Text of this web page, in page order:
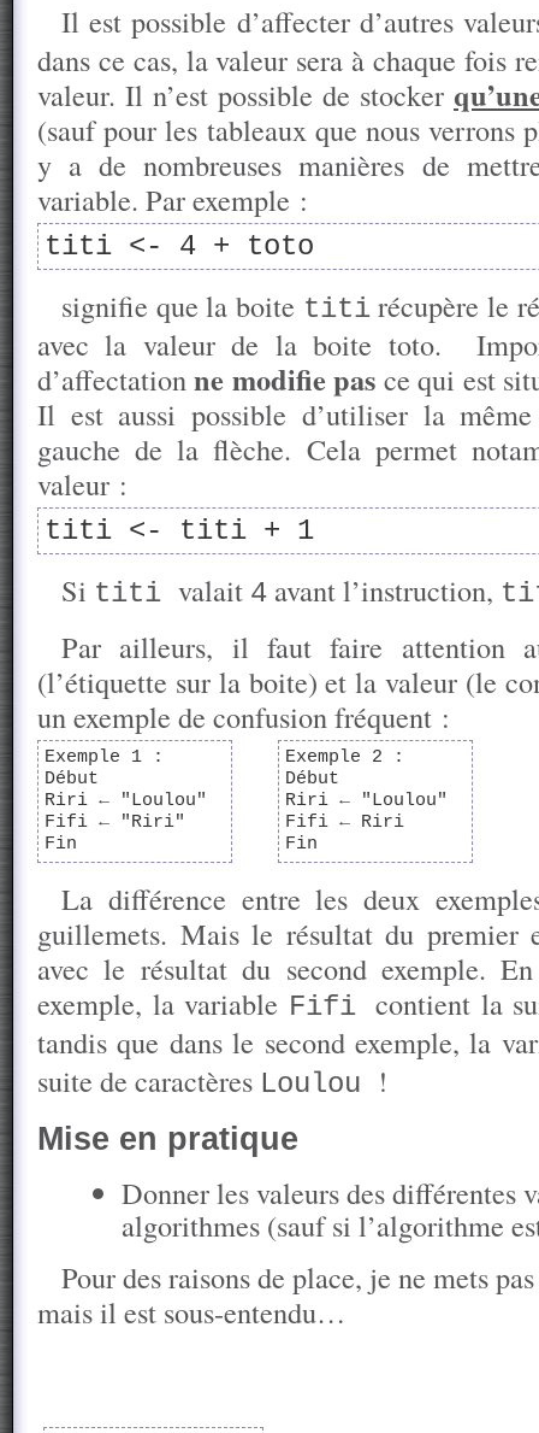
Il est possible d’affecter d’autres
dans ce cas, la valeur sera à chaque fois
valeur. Il n’est possible de stocker
(sauf pour les tableaux que nous verrons
y a de nombreuses manières de
variable. Par exemple :
titi <- 4 + toto
signifie que la boite titirécupère le
avec la valeur de la boite toto.
d’affectationne modifie pas ce qui est
Il est aussi possible d’utiliser la
gauche de la flèche. Cela permet
valeur :
titi <- titi + 1
Si titi valait 4 avant l’instruction,
Par ailleurs, il faut faire attention
(l’étiquette sur la boite) et la valeur (le
un exemple de confusion fréquent :
Exemple 1 :
Début
Riri ← "Loulou"
Fifi ← "Riri"
Fin
Exemple 2 :
Début
Riri ← "Loulou"
Fifi ← Riri
Fin
La différence entre les deux
guillemets. Mais le résultat du premier
avec le résultat du second exemple.
exemple, la variable Fificontient la
tandis que dans le second exemple, la
suite de caractères Loulou !
Mise en pratique
Donner les valeurs des différentes
algorithmes (sauf si l’algorithme
Pour des raisons de place, je ne mets
mais il est sous-entendu…